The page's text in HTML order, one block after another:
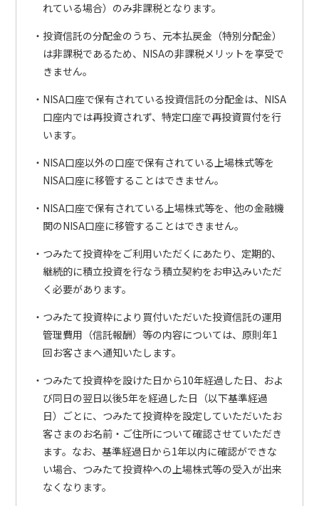
れている場合）のみ非課税となります。
投資信託の分配金のうち、元本払戻金（特別分配金）
は非課税であるため、NISAの非課税メリットを享受で
きません。
NISA口座で保有されている投資信託の分配金は、NISA
口座内では再投資されず、特定口座で再投資買付を行
います。
NISA口座以外の口座で保有されている上場株式等を
NISA口座に移管することはできません。
NISA口座で保有されている上場株式等を、他の金融機
関のNISA口座に移管することはできません。
つみたて投資枠をご利用いただくにあたり、定期的、
継続的に積立投資を行なう積立契約をお申込みいただ
く必要があります。
つみたて投資枠により買付いただいた投資信託の運用
管理費用（信託報酬）等の内容については、原則年1
回お客さまへ通知いたします。
つみたて投資枠を設けた日から10年経過した日、およ
び同日の翌日以後5年を経過した日（以下基準経過
日）ごとに、つみたて投資枠を設定していただいたお
客さまのお名前・ご住所について確認させていただき
ます。なお、基準経過日から1年以内に確認ができな
い場合、つみたて投資枠への上場株式等の受入が出来
なくなります。